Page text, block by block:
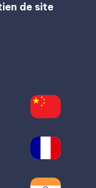
de site